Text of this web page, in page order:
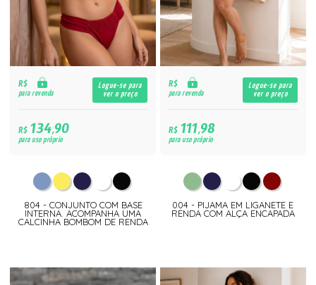
R$
para revenda
Logue-se para
ver o preço
R$134,90
para uso próprio
804 - CONJUNTO COM BASE
INTERNA. ACOMPANHA UMA
CALCINHA BOMBOM DE RENDA
R$
para revenda
Logue-se para
ver o preço
R$111,98
para uso próprio
004 - PIJAMA EM LIGANETE E
RENDA COM ALÇA ENCAPADA